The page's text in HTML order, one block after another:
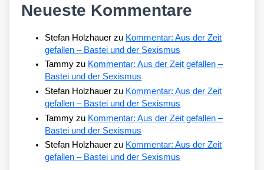
Neueste Kommentare
Stefan Holzhauer zu Kommentar: Aus der Zeit
gefallen – Bastei und der Sexismus
Tammy zu Kommentar: Aus der Zeit gefallen –
Bastei und der Sexismus
Stefan Holzhauer zu Kommentar: Aus der Zeit
gefallen – Bastei und der Sexismus
Tammy zu Kommentar: Aus der Zeit gefallen –
Bastei und der Sexismus
Stefan Holzhauer zu Kommentar: Aus der Zeit
gefallen – Bastei und der Sexismus